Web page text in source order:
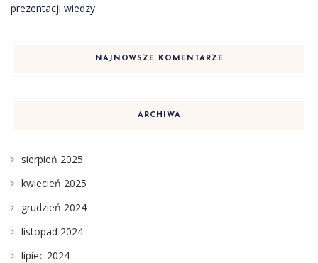
prezentacji wiedzy
NAJNOWSZE KOMENTARZE
ARCHIWA
sierpień 2025
kwiecień 2025
grudzień 2024
listopad 2024
lipiec 2024